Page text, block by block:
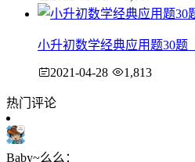
小升初数学经典应用题30题
2021-04-28 1,813
热门评论
Baby~么么：